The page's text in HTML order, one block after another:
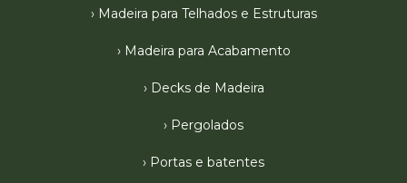
Madeira para Telhados e Estruturas
Madeira para Acabamento
Decks de Madeira
Pergolados
Portas e batentes